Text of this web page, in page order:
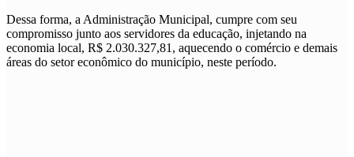
Dessa forma, a Administração Municipal, cumpre com seu
compromisso junto aos servidores da educação, injetando na
economia local, R$ 2.030.327,81, aquecendo o comércio e demais
áreas do setor econômico do município, neste período.